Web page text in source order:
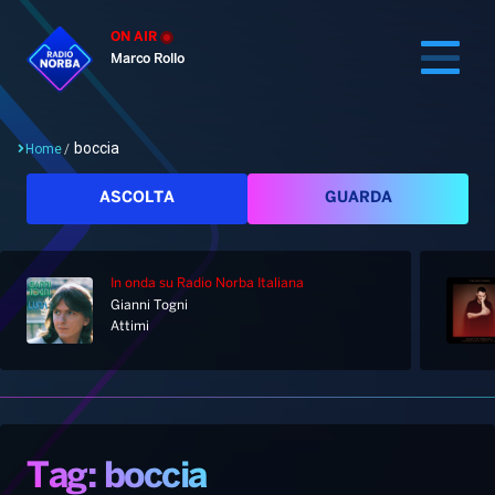
ON AIR
Marco Rollo
Home
Palinsesto
Notizie
Home/ boccia
ASCOLTA GUARDA
In onda su Radio Norba Italiana
Gianni Togni
Attimi
Tag: boccia